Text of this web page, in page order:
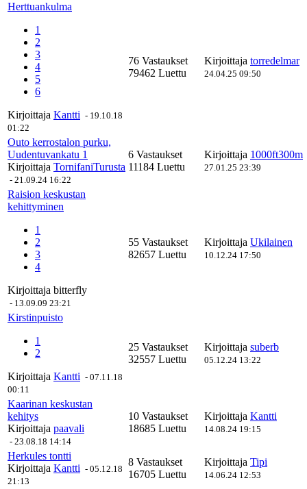
Herttuankulma
1
2
3
4
5
6
Kirjoittaja Kantti - 19.10.18
01:22
76 Vastaukset
79462 Luettu
Kirjoittaja torredelmar
24.04.25 09:50
Outo kerrostalon purku,
Uudentuvankatu 1
Kirjoittaja TornifaniTurusta
- 21.09.24 16:22
6 Vastaukset
11184 Luettu
Kirjoittaja 1000ft300m
27.01.25 23:39
Raision keskustan
kehittyminen
1
2
3
4
Kirjoittaja bitterfly
- 13.09.09 23:21
55 Vastaukset
82657 Luettu
Kirjoittaja Ukilainen
10.12.24 17:50
Kirstinpuisto
1
2
Kirjoittaja Kantti - 07.11.18
00:11
25 Vastaukset
32557 Luettu
Kirjoittaja suberb
05.12.24 13:22
Kaarinan keskustan
kehitys
Kirjoittaja paavali
- 23.08.18 14:14
10 Vastaukset
18685 Luettu
Kirjoittaja Kantti
14.08.24 19:15
Herkules tontti
Kirjoittaja Kantti - 05.12.18
21:13
8 Vastaukset
16705 Luettu
Kirjoittaja Tipi
14.06.24 12:53